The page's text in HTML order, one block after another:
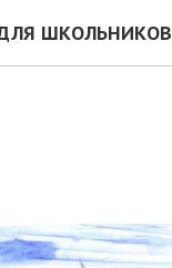
ШКОЛЬНИКОВ